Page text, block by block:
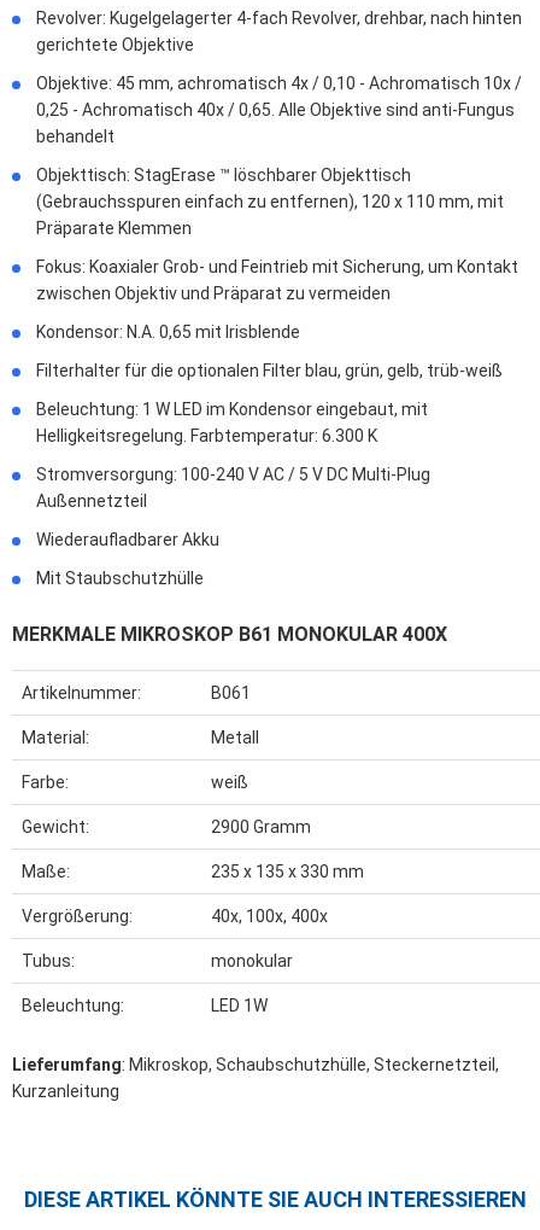
Revolver: Kugelgelagerter 4-fach Revolver, drehbar, nach hinten
gerichtete Objektive
Objektive: 45 mm, achromatisch 4x / 0,10 - Achromatisch 10x /
0,25 - Achromatisch 40x / 0,65. Alle Objektive sind anti-Fungus
behandelt
Objekttisch: StagErase ™ löschbarer Objekttisch
(Gebrauchsspuren einfach zu entfernen), 120 x 110 mm, mit
Präparate Klemmen
Fokus: Koaxialer Grob- und Feintrieb mit Sicherung, um Kontakt
zwischen Objektiv und Präparat zu vermeiden
Kondensor: N.A. 0,65 mit Irisblende
Filterhalter für die optionalen Filter blau, grün, gelb, trüb-weiß
Beleuchtung: 1 W LED im Kondensor eingebaut, mit
Helligkeitsregelung. Farbtemperatur: 6.300 K
Stromversorgung: 100-240 V AC / 5 V DC Multi-Plug
Außennetzteil
Wiederaufladbarer Akku
Mit Staubschutzhülle
MERKMALE MIKROSKOP B61 MONOKULAR 400X
Artikelnummer: B061
Material: Metall
Farbe: weiß
Gewicht: 2900 Gramm
Maße: 235 x 135 x 330 mm
Vergrößerung: 40x, 100x, 400x
Tubus: monokular
Beleuchtung: LED 1W
Lieferumfang: Mikroskop, Schaubschutzhülle, Steckernetzteil,
Kurzanleitung
DIESE ARTIKEL KÖNNTE SIE AUCH INTERESSIEREN